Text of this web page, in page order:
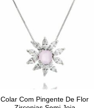
Colar Com Pingente De Flor